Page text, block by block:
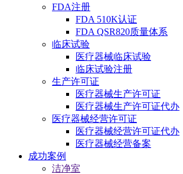
FDA注册
FDA 510K认证
FDA QSR820质量体系
临床试验
医疗器械临床试验
临床试验注册
生产许可证
医疗器械生产许可证
医疗器械生产许可证代办
医疗器械经营许可证
医疗器械经营许可证代办
医疗器械经营备案
成功案例
洁净室